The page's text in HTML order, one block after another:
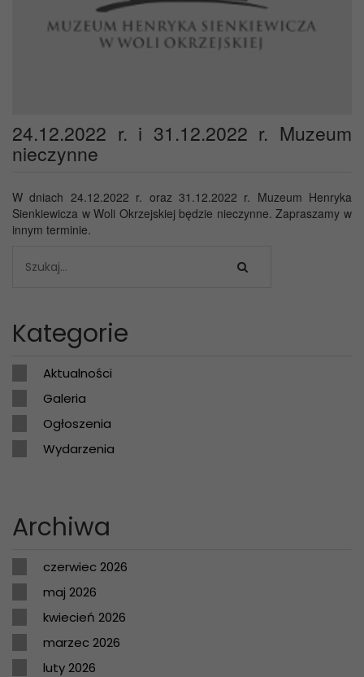
24.12.2022 r. i 31.12.2022 r. Muzeum
nieczynne
W dniach 24.12.2022 r. oraz 31.12.2022 r. Muzeum Henryka
Sienkiewicza w Woli Okrzejskiej będzie nieczynne. Zapraszamy w
innym terminie.
Kategorie
Aktualności
Galeria
Ogłoszenia
Wydarzenia
Archiwa
czerwiec 2026
maj 2026
kwiecień 2026
marzec 2026
luty 2026